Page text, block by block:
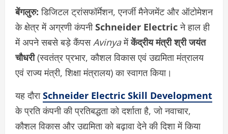
बेंगलुरु: डिजिटल ट्रांसफॉर्मेशन, एनर्जी मैनेजमेंट और ऑटोमेशन
के क्षेत्र में अग्रणी कंपनीSchneider Electricने हाल ही
में अपने सबसे बड़े कैंपसAvinyaमेंकेंद्रीय मंत्री श्री जयंत
चौधरी(स्वतंत्र प्रभार, कौशल विकास एवं उद्यमिता मंत्रालय
एवं राज्य मंत्री, शिक्षा मंत्रालय) का स्वागत किया।
यह दौराSchneider Electric Skill Development
के प्रति कंपनी की प्रतिबद्धता को दर्शाता है, जो नवाचार,
कौशल विकास और उद्यमिता को बढ़ावा देने की दिशा में किया